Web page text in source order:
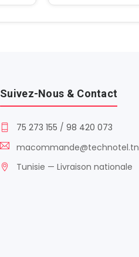
Suivez-Nous & Contact
75 273 155 / 98 420 073
macommande@technotel.tn
Tunisie — Livraison nationale